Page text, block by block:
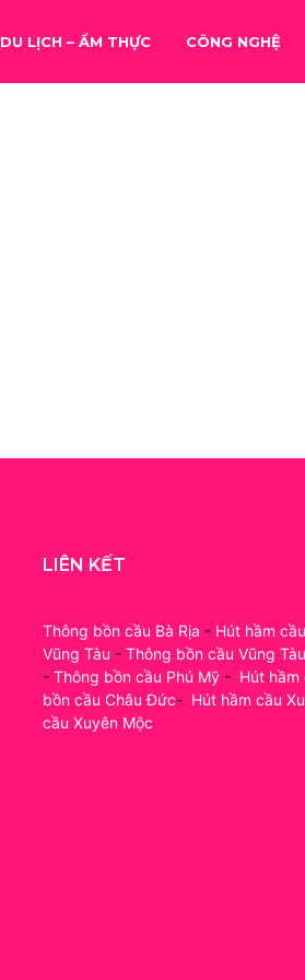
DU LỊCH – ẨM THỰC CÔNG NGHỆ
LIÊN KẾT
Thông bồn cầu Bà Rịa - Hút hầm
Vũng Tàu - Thông bồn cầu Vũng Tàu
- Thông bồn cầu Phú Mỹ - Hút
bồn cầu Châu Đức- Hút hầm cầu
cầu Xuyên Mộc